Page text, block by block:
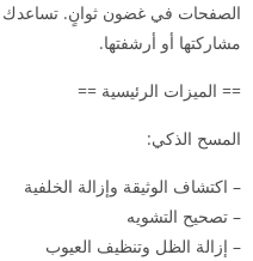
الصفحات في غضون ثوانٍ. تساعدك
مشاركتها أو أرشفتها.
== الميزات الرئيسية ==
المسح الذكي:
– اكتشاف الوثيقة وإزالة الخلفية
– تصحيح التشويه
– إزالة الظل وتنظيف العيوب